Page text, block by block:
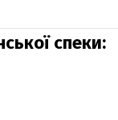
спеки: